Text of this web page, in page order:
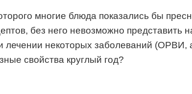
многие блюда показались бы
без него невозможно
лечении некоторых заболеваний
свойства круглый год?